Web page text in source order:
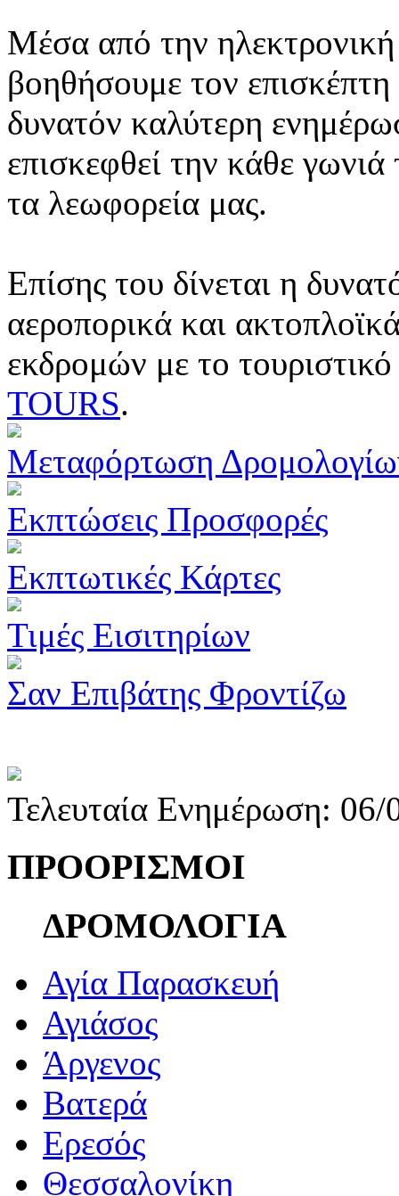
Μέσα από την ηλεκτρονική
βοηθήσουμε τον
δυνατόν καλύτερη
επισκεφθεί την κάθε
τα λεωφορεία μας.
Επίσης του δίνεται η
αεροπορικά και
εκδρομών με το
TOURS.
Μεταφόρτωση
Εκπτώσεις Προσφορές
Εκπτωτικές Κάρτες
Τιμές Εισιτηρίων
Σαν Επιβάτης Φροντίζω
Τελευταία Ενημέρωση:
ΠΡΟΟΡΙΣΜΟΙ
ΔΡΟΜΟΛΟΓΙΑ
Αγία Παρασκευή
Αγιάσος
Άργενος
Βατερά
Ερεσός
Θεσσαλονίκη